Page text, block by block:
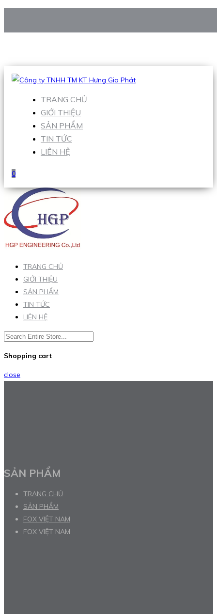
Hotline:0938 906 663
TRANG CHỦ
GIỚI THIỆU
SẢN PHẨM
TIN TỨC
LIÊN HỆ
0
TRANG CHỦ
GIỚI THIỆU
SẢN PHẨM
TIN TỨC
LIÊN HỆ
Shopping cart
close
SẢN PHẨM
TRANG CHỦ
SẢN PHẨM
FOX VIỆT NAM
FOX VIỆT NAM